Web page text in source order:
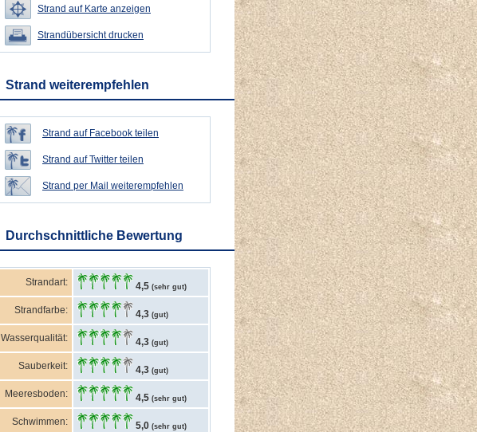
Strand auf Karte anzeigen
Strandübersicht drucken
Strand weiterempfehlen
Strand auf Facebook teilen
Strand auf Twitter teilen
Strand per Mail weiterempfehlen
Durchschnittliche Bewertung
Strandart: 4,5 (sehr gut)
Strandfarbe: 4,3 (gut)
Wasserqualität: 4,3 (gut)
Sauberkeit: 4,3 (gut)
Meeresboden: 4,5 (sehr gut)
Schwimmen: 5,0 (sehr gut)